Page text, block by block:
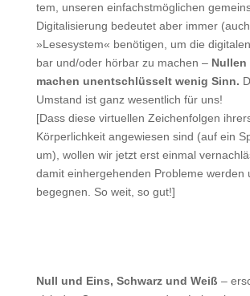
tem, unse­ren ein­fachstmög­li­chen
Digi­ta­li­sie­rung bedeu­tet aber immer
»Lese­sys­tem« benö­ti­gen, um die
bar und/oder hör­bar zu machen – Nul­len
machen unent­schlüs­selt wenig Sinn.
Umstand ist ganz wesent­lich für uns!
[Dass die­se vir­tu­el­len Zei­chen­fol­gen
Kör­per­lich­keit ange­wie­sen sind (auf ein
um), wol­len wir jetzt erst ein­mal
damit ein­her­ge­hen­den Pro­ble­me wer­den
begeg­nen. So weit, so gut!]
Null und Eins, Schwarz und Weiß –